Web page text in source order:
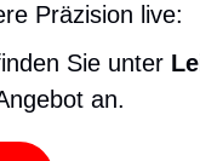
Präzision live:
Sie unter
an.